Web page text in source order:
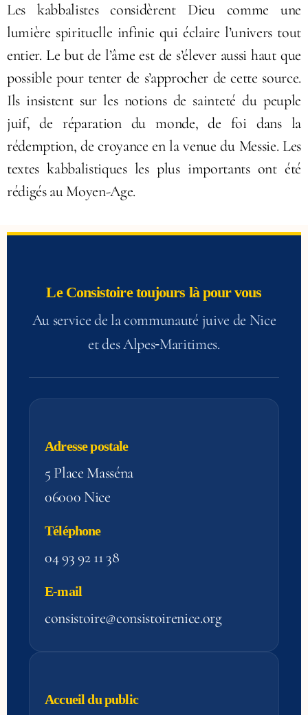
Les kabbalistes considèrent Dieu comme une
lumière spirituelle infinie qui éclaire l’univers tout
entier. Le but de l’âme est de s’élever aussi haut que
possible pour tenter de s’approcher de cette source.
Ils insistent sur les notions de sainteté du peuple
juif, de réparation du monde, de foi dans la
rédemption, de croyance en la venue du Messie. Les
textes kabbalistiques les plus importants ont été
rédigés au Moyen-Age.
Le Consistoire toujours là pour vous
Au service de la communauté juive de Nice
et des Alpes‑Maritimes.
Adresse postale
5 Place Masséna
06000 Nice
Téléphone
04 93 92 11 38
E-mail
consistoire@consistoirenice.org
Accueil du public